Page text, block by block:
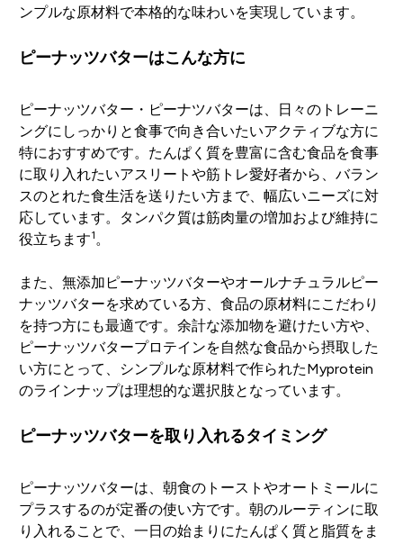
ンプルな原材料で本格的な味わいを実現しています。
ピーナッツバターはこんな方に
ピーナッツバター・ピーナツバターは、日々のトレーニ
ングにしっかりと食事で向き合いたいアクティブな方に
特におすすめです。たんぱく質を豊富に含む食品を食事
に取り入れたいアスリートや筋トレ愛好者から、バラン
スのとれた食生活を送りたい方まで、幅広いニーズに対
応しています。タンパク質は筋肉量の増加および維持に
役立ちます1 。
また、無添加ピーナッツバターやオールナチュラルピー
ナッツバターを求めている方、食品の原材料にこだわり
を持つ方にも最適です。余計な添加物を避けたい方や、
ピーナッツバタープロテインを自然な食品から摂取した
い方にとって、シンプルな原材料で作られたMyprotein
のラインナップは理想的な選択肢となっています。
ピーナッツバターを取り入れるタイミング
ピーナッツバターは、朝食のトーストやオートミールに
プラスするのが定番の使い方です。朝のルーティンに取
り入れることで、一日の始まりにたんぱく質と脂質をま